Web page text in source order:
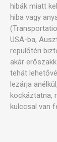
hibák miatt
hiba vagy
USA-ba,
repülőtéri
akár
tehát
lezárja
kockáztatna,
kulccsal van